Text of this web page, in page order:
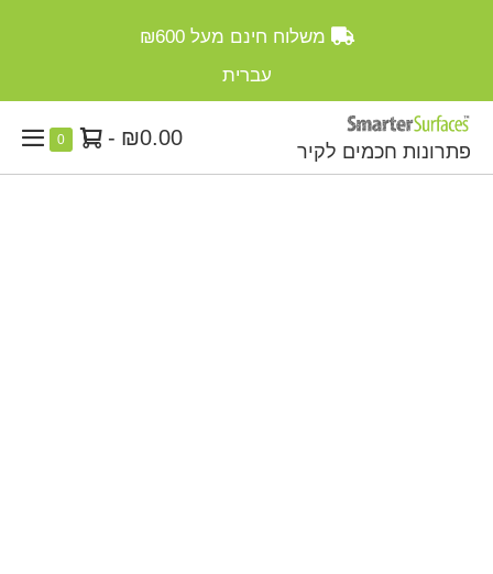
משלוח חינם מעל₪600
עברית
פתרונות חכמים לקיר
סל
קניות
₪0.00
-
0
Items
Cart